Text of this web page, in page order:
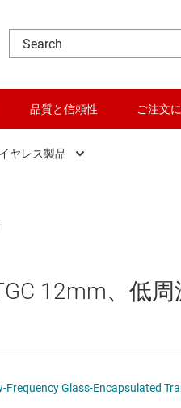
品質と信頼性 ご注文
マイ
ヤレス製品
車載ワイヤレス接続製品
12mm、低
Frequency Glass-Encapsulated